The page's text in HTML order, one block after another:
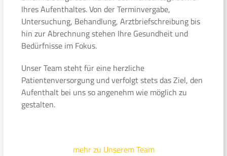
Ihres Aufenthaltes. Von der Terminvergabe,
Untersuchung, Behandlung, Arztbriefschreibung bis
hin zur Abrechnung stehen Ihre Gesundheit und
Bedürfnisse im Fokus.
Unser Team steht für eine herzliche
Patientenversorgung und verfolgt stets das Ziel, den
Aufenthalt bei uns so angenehm wie möglich zu
gestalten.
mehr zu Unserem Team